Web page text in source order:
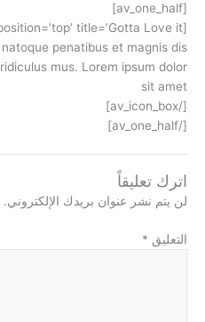
[av_one_half]
[av_icon_box icon=’25’ position=’top’ title=’Gotta Love it’]
penatibus et magnis dis
mus. Lorem ipsum dolor
sit amet
[/av_icon_box]
[/av_one_half]
اترك تعليقاً
لن يتم نشر عنوان بريدك الإلكتروني.
التعليق *